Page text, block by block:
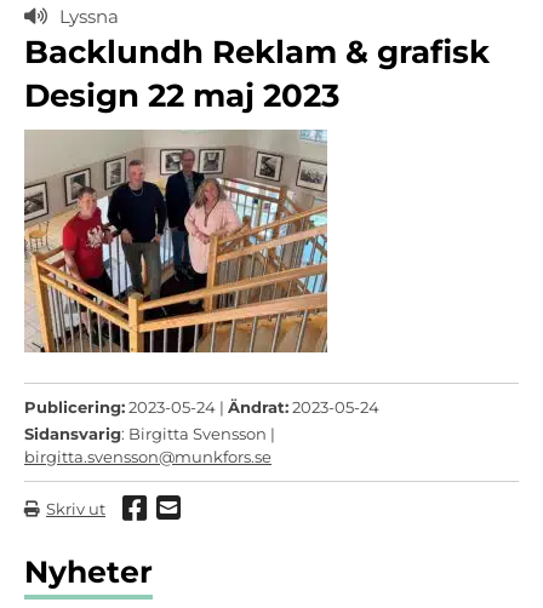
Lyssna
Backlundh Reklam & grafisk
Design 22 maj 2023
Publicering:2023-05-24 | Ändrat:2023-05-24
Sidansvarig: Birgitta Svensson |
birgitta.svensson@munkfors.se
Skriv ut Dela via Facebook
Dela via mail
Nyheter